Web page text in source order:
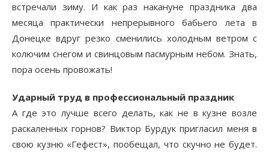
встречали зиму. И как раз накануне праздника два
месяца практически непрерывного бабьего лета в
Донецке вдруг резко сменились холодным ветром с
колючим снегом и свинцовым пасмурным небом. Знать,
пора осень провожать!
Ударный труд в профессиональный праздник
А где это лучше всего делать, как не в кузне возле
раскаленных горнов? Виктор Бурдук пригласил меня в
свою кузню «Гефест», пообещал, что скучно не будет.